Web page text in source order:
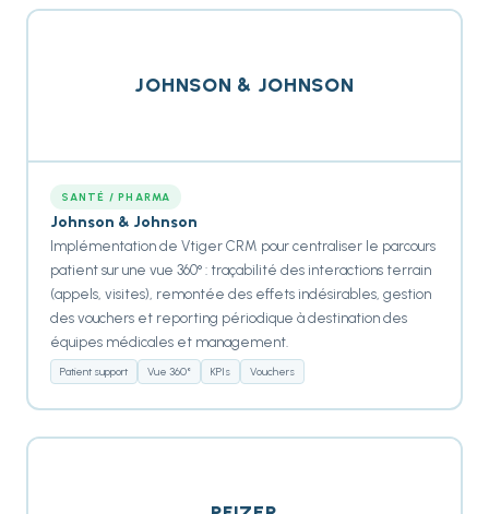
JOHNSON & JOHNSON
SANTÉ / PHARMA
Johnson & Johnson
Implémentation de Vtiger CRM pour centraliser le parcours
patient sur une vue 360° : traçabilité des interactions terrain
(appels, visites), remontée des effets indésirables, gestion
des vouchers et reporting périodique à destination des
équipes médicales et management.
Patient support Vue 360° KPIs Vouchers